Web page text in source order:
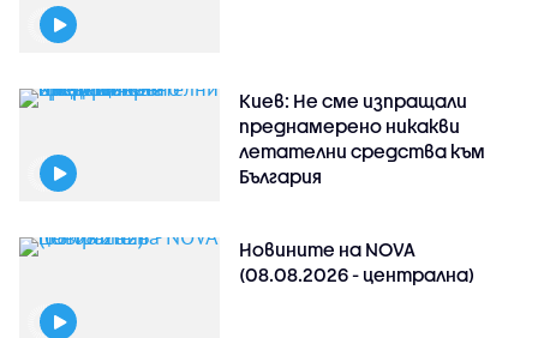
Киев: Не сме изпращали
преднамерено никакви
летателни средства към
България
Новините на NOVA
(08.08.2026 - централна)